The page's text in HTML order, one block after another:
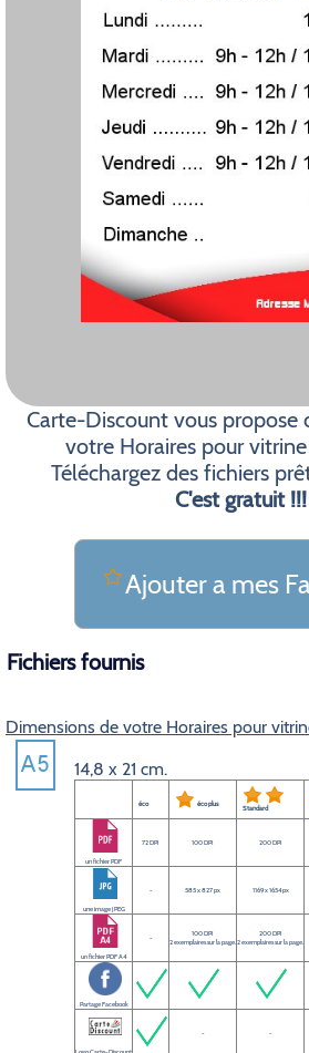
Carte-Discount vous propose
votre Horaires pour
Téléchargez des fichiers
C'est gratuit !!!
Ajouter a mes
Fichiers fournis
Dimensions de votre Horaires pour
14,8 x 21 cm.
éco éco plus Standard
un fichier PDF
72 DPI 100 DPI 200 DPI
une image JPEG
- 585 x 827 px 1169 x 1654 px
un fichier PDF A4
-
100 DPI
2 exemplaires sur la page.
200 DPI
2 exemplaires sur la page.
Partage Facebook
- -